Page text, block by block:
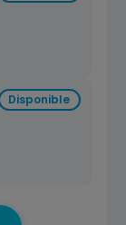
Disponible